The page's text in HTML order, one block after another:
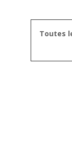
Toutes